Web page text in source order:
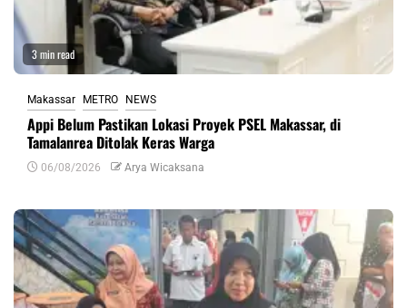
3 min read
Makassar METRO NEWS
Appi Belum Pastikan Lokasi Proyek PSEL Makassar, di
Tamalanrea Ditolak Keras Warga
06/08/2026 Arya Wicaksana